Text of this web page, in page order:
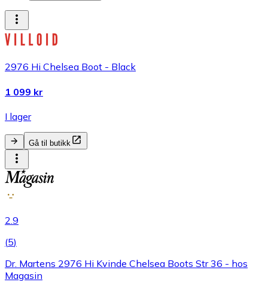
2976 Hi Chelsea Boot - Black
1 099 kr
I lager
Gå til butikk
2.9
(5)
Dr. Martens 2976 Hi Kvinde Chelsea Boots Str 36 - hos
Magasin